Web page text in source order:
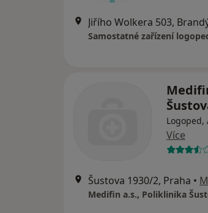
Jiřího Wolkera 503,
Samostatné zařízení
Logoped,
Více
Šustova 1930/2, Praha •
Medifin a.s., Poliklinika